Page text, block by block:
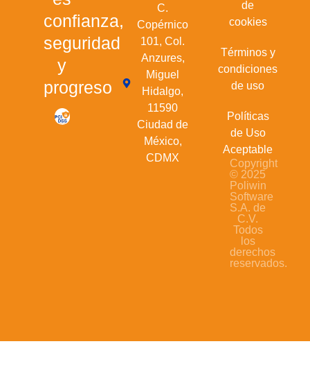
confianza,
seguridad
y
progreso
C.
Copérnico
101, Col.
Anzures,
Miguel
Hidalgo,
11590
Ciudad de
México,
CDMX
de
cookies
Términos y
condiciones
de uso
Políticas
de Uso
Aceptable
Copyright
© 2025
Poliwin
Software
S.A. de
C.V.
Todos
los
derechos
reservados.